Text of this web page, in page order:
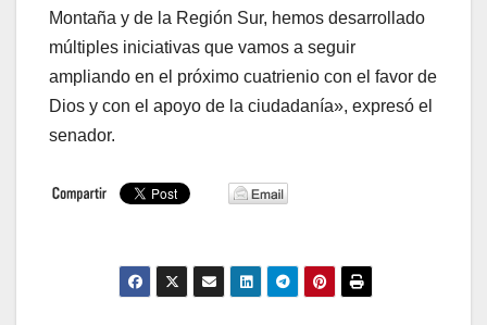
Montaña y de la Región Sur, hemos desarrollado
múltiples iniciativas que vamos a seguir
ampliando en el próximo cuatrienio con el favor de
Dios y con el apoyo de la ciudadanía», expresó el
senador.